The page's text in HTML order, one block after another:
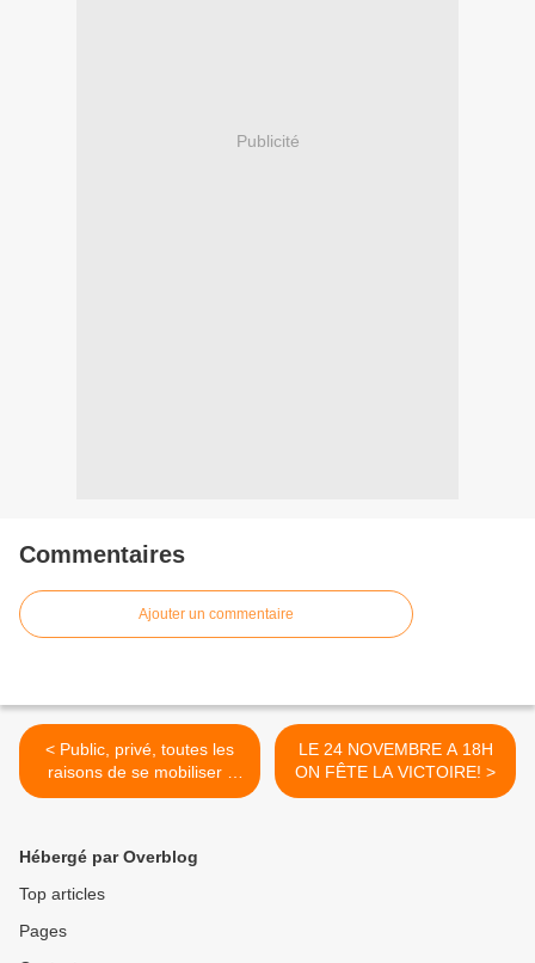
Publicité
Commentaires
Ajouter un commentaire
< Public, privé, toutes les
raisons de se mobiliser !
(CGT)
LE 24 NOVEMBRE A 18H
ON FÊTE LA VICTOIRE! >
Hébergé par Overblog
Top articles
Pages